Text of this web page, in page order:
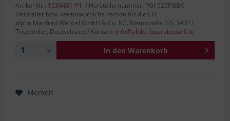
Artikel-Nr.: 1534481-P1 / Herstellernummer: PGI-525PGBK
Hersteller bzw. verantwortliche Person für die EU:
alpha Manfred Wenzel GmbH & Co. KG, Kiemstraße 3-5, 54311
Trierweiler, Deutschland / Kontakt: info@alpha-buerobedarf.de
In den Warenkorb
Merken